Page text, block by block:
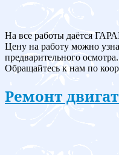
На все работы даётся
Цену на работу можно
предварительного осмотра.
Обращайтесь к нам по
Ремонт